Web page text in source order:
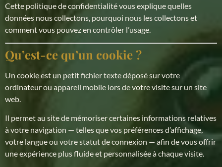
Cette politique de confidentialité vous explique quelles
données nous collectons, pourquoi nous les collectons et
comment vous pouvez en contrôler l’usage.
Qu’est-ce qu’un cookie ?
Un cookie est un petit fichier texte déposé sur votre
ordinateur ou appareil mobile lors de votre visite sur un site
web.
Il permet au site de mémoriser certaines informations relatives
à votre navigation — telles que vos préférences d’affichage,
votre langue ou votre statut de connexion — afin de vous offrir
une expérience plus fluide et personnalisée à chaque visite.